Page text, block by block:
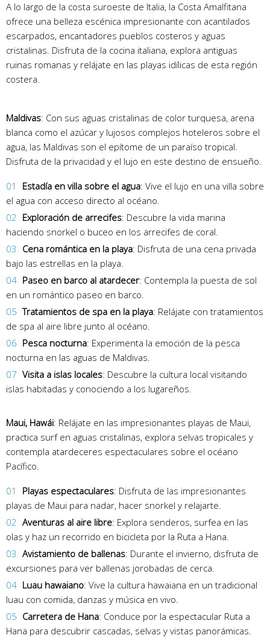
A lo largo de la costa suroeste de Italia, la Costa Amalfitana
ofrece una belleza escénica impresionante con acantilados
escarpados, encantadores pueblos costeros y aguas
cristalinas. Disfruta de la cocina italiana, explora antiguas
ruinas romanas y relájate en las playas idílicas de esta región
costera.
Maldivas: Con sus aguas cristalinas de color turquesa, arena
blanca como el azúcar y lujosos complejos hoteleros sobre el
agua, las Maldivas son el epítome de un paraíso tropical.
Disfruta de la privacidad y el lujo en este destino de ensueño.
Estadía en villa sobre el agua: Vive el lujo en una villa sobre
el agua con acceso directo al océano.
Exploración de arrecifes: Descubre la vida marina
haciendo snorkel o buceo en los arrecifes de coral.
Cena romántica en la playa: Disfruta de una cena privada
bajo las estrellas en la playa.
Paseo en barco al atardecer: Contempla la puesta de sol
en un romántico paseo en barco.
Tratamientos de spa en la playa: Relájate con tratamientos
de spa al aire libre junto al océano.
Pesca nocturna: Experimenta la emoción de la pesca
nocturna en las aguas de Maldivas.
Visita a islas locales: Descubre la cultura local visitando
islas habitadas y conociendo a los lugareños.
Maui, Hawái: Relájate en las impresionantes playas de Maui,
practica surf en aguas cristalinas, explora selvas tropicales y
contempla atardeceres espectaculares sobre el océano
Pacífico.
Playas espectaculares: Disfruta de las impresionantes
playas de Maui para nadar, hacer snorkel y relajarte.
Aventuras al aire libre: Explora senderos, surfea en las
olas y haz un recorrido en bicicleta por la Ruta a Hana.
Avistamiento de ballenas: Durante el invierno, disfruta de
excursiones para ver ballenas jorobadas de cerca.
Luau hawaiano: Vive la cultura hawaiana en un tradicional
luau con comida, danzas y música en vivo.
Carretera de Hana: Conduce por la espectacular Ruta a
Hana para descubrir cascadas, selvas y vistas panorámicas.